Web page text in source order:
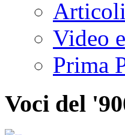
Articoli
Video
Prima
Voci del